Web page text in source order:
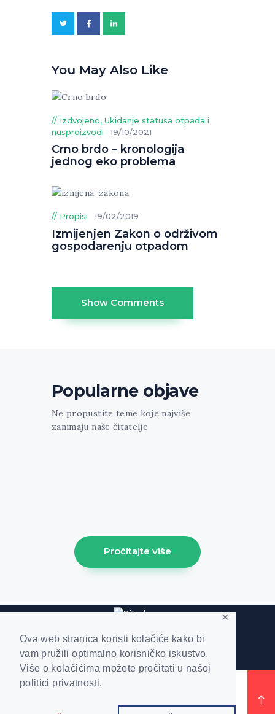
Ova web stranica koristi kolačiće kako bi
vam pružili optimalno korisničko iskustvo.
Više o kolačićima možete pročitati u našoj
politici privatnosti.
✕
You May Also Like
Izdvojeno, Ukidanje statusa otpada i
nusproizvodi
19/10/2021
Crno brdo – kronologija
jednog eko problema
Propisi 19/02/2019
Izmijenjen Zakon o održivom
gospodarenju otpadom
Show Comments
Popularne objave
Ne propustite teme koje najviše
zanimaju naše čitatelje
Pročitajte više
Kruzna Ekonomija © 2019. | Sva prava